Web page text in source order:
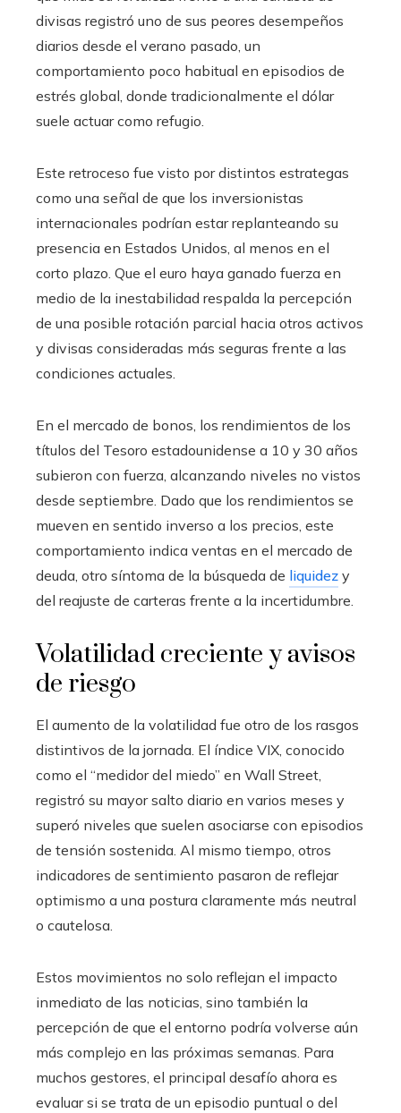
divisas registró uno de sus peores desempeños
diarios desde el verano pasado, un
comportamiento poco habitual en episodios de
estrés global, donde tradicionalmente el dólar
suele actuar como refugio.
Este retroceso fue visto por distintos estrategas
como una señal de que los inversionistas
internacionales podrían estar replanteando su
presencia en Estados Unidos, al menos en el
corto plazo. Que el euro haya ganado fuerza en
medio de la inestabilidad respalda la percepción
de una posible rotación parcial hacia otros activos
y divisas consideradas más seguras frente a las
condiciones actuales.
En el mercado de bonos, los rendimientos de los
títulos del Tesoro estadounidense a 10 y 30 años
subieron con fuerza, alcanzando niveles no vistos
desde septiembre. Dado que los rendimientos se
mueven en sentido inverso a los precios, este
comportamiento indica ventas en el mercado de
deuda, otro síntoma de la búsqueda de liquidez y
del reajuste de carteras frente a la incertidumbre.
Volatilidad creciente y avisos
de riesgo
El aumento de la volatilidad fue otro de los rasgos
distintivos de la jornada. El índice VIX, conocido
como el “medidor del miedo” en Wall Street,
registró su mayor salto diario en varios meses y
superó niveles que suelen asociarse con episodios
de tensión sostenida. Al mismo tiempo, otros
indicadores de sentimiento pasaron de reflejar
optimismo a una postura claramente más neutral
o cautelosa.
Estos movimientos no solo reflejan el impacto
inmediato de las noticias, sino también la
percepción de que el entorno podría volverse aún
más complejo en las próximas semanas. Para
muchos gestores, el principal desafío ahora es
evaluar si se trata de un episodio puntual o del